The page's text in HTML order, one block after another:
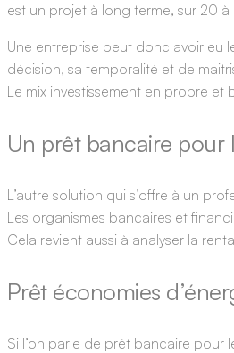
est un projet à long terme, sur 20
Une entreprise peut donc avoir eu
décision, sa temporalité et de
Le mix investissement en propre
Un prêt bancaire
L’autre solution qui s’offre à un
Les organismes bancaires et
Cela revient aussi à analyser la
Prêt économies
Si l’on parle de prêt bancaire pour